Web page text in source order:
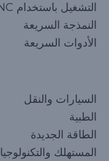
التشغيل باستخدام CNC
النمذجة السريعة
الأدوات السريعة
السيارات والنقل
الطبية
الطاقة الجديدة
المستهلك والتكنولوجيا